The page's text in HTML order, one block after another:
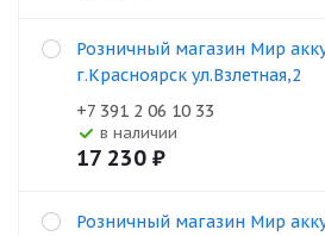
Розничный магазин Мир
г.Красноярск ул.Взлетная,2
+7 391 2 06 10 33
В наличии
17 230 ₽
Розничный магазин Мир